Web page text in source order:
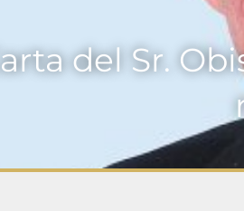
del Sr.